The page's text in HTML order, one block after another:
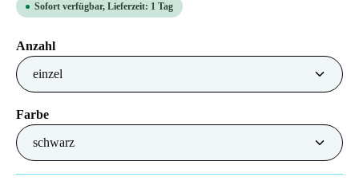
Sofort verfügbar, Lieferzeit: 1 Tag
Anzahlauswählen
Farbeauswählen